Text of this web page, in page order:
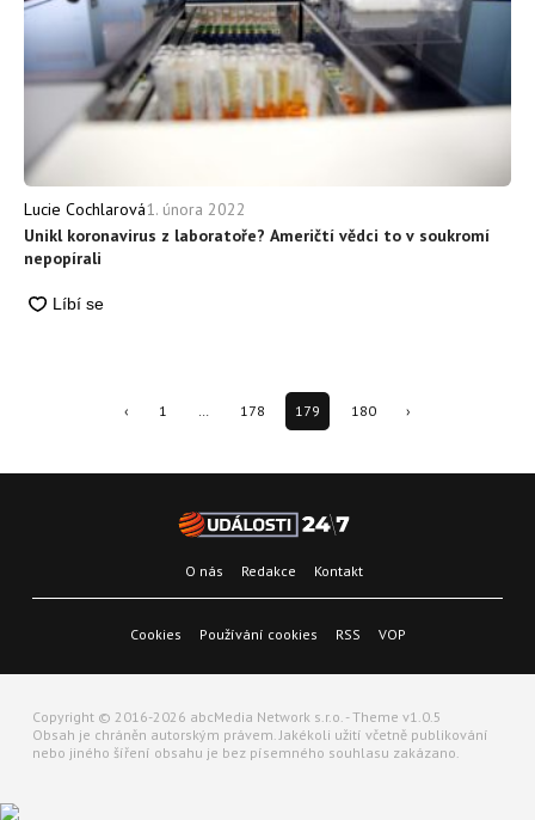
Lucie Cochlarová1. února 2022
Unikl koronavirus z laboratoře? Američtí vědci to v soukromí
nepopírali
‹ 1 … 178 179 180 ›
O nás Redakce Kontakt
Cookies Používání cookies RSS VOP
Copyright © 2016-2026 abcMedia Network s.r.o. - Theme v1.0.5
Obsah je chráněn autorským právem. Jakékoli užití včetně publikování
nebo jiného šíření obsahu je bez písemného souhlasu zakázano.